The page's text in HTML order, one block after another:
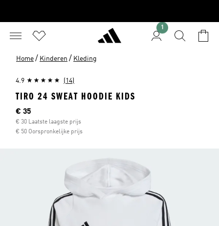
1
Home / Kinderen / Kleding
4.9 (14)
TIRO 24 SWEAT HOODIE KIDS
Huidige prijs
€ 35
€ 30 Laatste laagste prijs
€ 50 Oorspronkelijke prijs